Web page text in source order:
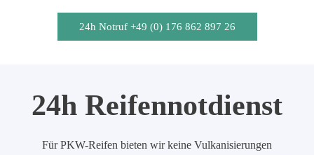
24h Notruf +49 (0) 176 862 897 26
24h Reifennotdienst
Für PKW-Reifen bieten wir keine Vulkanisierungen